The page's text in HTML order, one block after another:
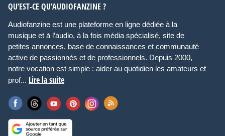
QU’EST-CE QU’AUDIOFANZINE ?
Audiofanzine est une plateforme en ligne dédiée à la
musique et à l’audio, à la fois média spécialisé, site de
petites annonces, base de connaissances et communauté
active de passionnés et de professionnels. Depuis 2000,
notre vocation est simple : aider au quotidien les amateurs et
prof... Lire la suite